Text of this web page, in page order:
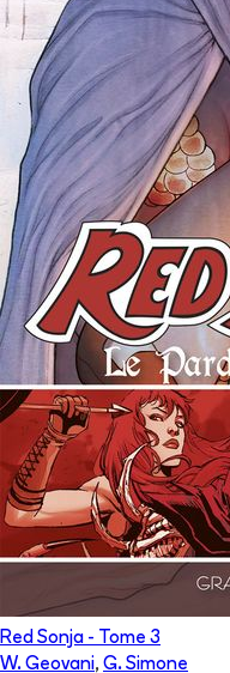
Red Sonja - Tome 3
W. Geovani, G. Simone